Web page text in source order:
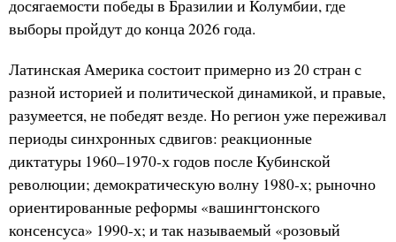
досягаемости победы в Бразилии и Колумбии, где
выборы пройдут до конца 2026 года.
Латинская Америка состоит примерно из 20 стран с
разной историей и политической динамикой, и правые,
разумеется, не победят везде. Но регион уже переживал
периоды синхронных сдвигов: реакционные
диктатуры 1960–1970-х годов после Кубинской
революции; демократическую волну 1980-х; рыночно
ориентированные реформы «вашингтонского
консенсуса» 1990-х; и так называемый «розовый